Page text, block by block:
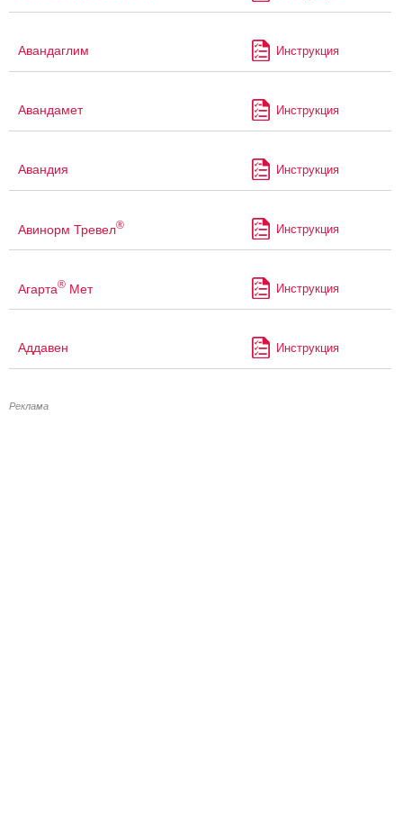
Авандаглим Инструкция
Авандамет Инструкция
Авандия Инструкция
Авинорм Тревел® Инструкция
Агарта® Мет Инструкция
Аддавен Инструкция
Реклама